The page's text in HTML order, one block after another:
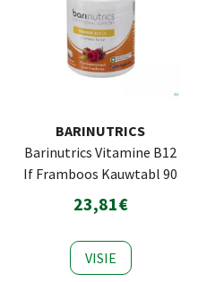
BARINUTRICS
Barinutrics Vitamine B12
If Framboos Kauwtabl 90
23,81€
VISIE